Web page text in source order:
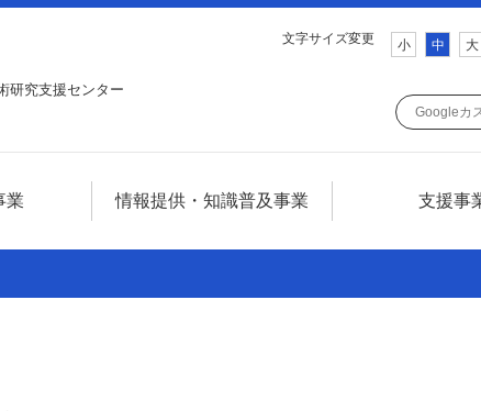
研究支援センター
業 情報提供・知識普及事業 支援事
文字サイズ変更 小 中 大